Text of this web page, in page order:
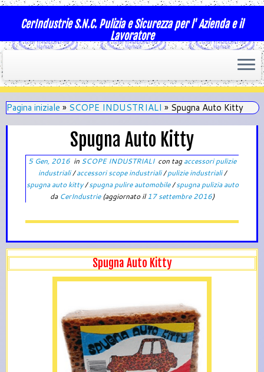
CerIndustrie S.N.C. Pulizia e Sicurezza per l' Azienda e il
Lavoratore
Pagina iniziale » SCOPE INDUSTRIALI » Spugna Auto Kitty
Spugna Auto Kitty
5 Gen, 2016 in SCOPE INDUSTRIALI con tagaccessori pulizie
industriali/accessori scope industriali/pulizie industriali/
spugna auto kitty/spugna pulire automobile/spugna pulizia auto
da CerIndustrie(aggiornato il17 settembre 2016)
Spugna Auto Kitty